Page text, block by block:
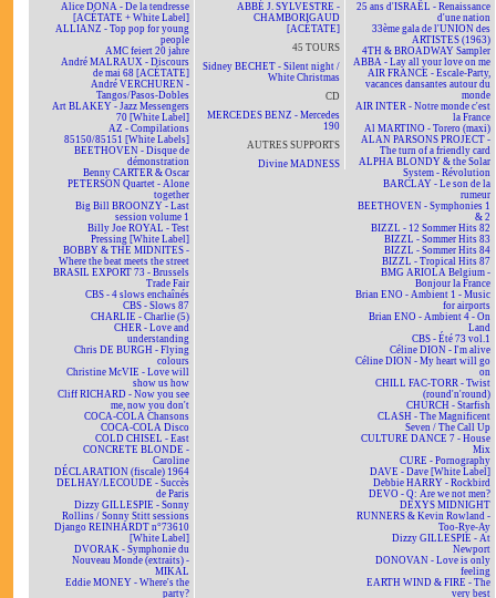
Alice DONA - De la tendresse
[ACÉTATE + White Label]
ALLIANZ - Top pop for young
people
AMC feiert 20 jahre
André MALRAUX - Discours
de mai 68 [ACÉTATE]
André VERCHUREN -
Tangos/Pasos-Dobles
Art BLAKEY - Jazz Messengers
70 [White Label]
AZ - Compilations
85150/85151 [White Labels]
BEETHOVEN - Disque de
démonstration
Benny CARTER & Oscar
PETERSON Quartet - Alone
together
Big Bill BROONZY - Last
session volume 1
Billy Joe ROYAL - Test
Pressing [White Label]
BOBBY & THE MIDNITES -
Where the beat meets the street
BRASIL EXPORT 73 - Brussels
Trade Fair
CBS - 4 slows enchaînés
CBS - Slows 87
CHARLIE - Charlie (5)
CHER - Love and
understanding
Chris DE BURGH - Flying
colours
Christine McVIE - Love will
show us how
Cliff RICHARD - Now you see
me, now you don't
COCA-COLA Chansons
COCA-COLA Disco
COLD CHISEL - East
CONCRETE BLONDE -
Caroline
DÉCLARATION (fiscale) 1964
DELHAY/LECOUDE - Succès
de Paris
Dizzy GILLESPIE - Sonny
Rollins / Sonny Stitt sessions
Django REINHARDT n°73610
[White Label]
DVORAK - Symphonie du
Nouveau Monde (extraits) -
MIKAL
Eddie MONEY - Where's the
party?
ABBÉ J. SYLVESTRE -
CHAMBORIGAUD
[ACÉTATE]
45 TOURS
Sidney BECHET - Silent night /
White Christmas
CD
MERCEDES BENZ - Mercedes
190
AUTRES SUPPORTS
Divine MADNESS
25 ans d'ISRAËL - Renaissance
d'une nation
33ème gala de l'UNION des
ARTISTES (1963)
4TH & BROADWAY Sampler
ABBA - Lay all your love on me
AIR FRANCE - Escale-Party,
vacances dansantes autour du
monde
AIR INTER - Notre monde c'est
la France
Al MARTINO - Torero (maxi)
ALAN PARSONS PROJECT -
The turn of a friendly card
ALPHA BLONDY & the Solar
System - Révolution
BARCLAY - Le son de la
rumeur
BEETHOVEN - Symphonies 1
& 2
BIZZL - 12 Sommer Hits 82
BIZZL - Sommer Hits 83
BIZZL - Sommer Hits 84
BIZZL - Tropical Hits 87
BMG ARIOLA Belgium -
Bonjour la France
Brian ENO - Ambient 1 - Music
for airports
Brian ENO - Ambient 4 - On
Land
CBS - Été 73 vol.1
Céline DION - I'm alive
Céline DION - My heart will go
on
CHILL FAC-TORR - Twist
(round'n'round)
CHURCH - Starfish
CLASH - The Magnificent
Seven / The Call Up
CULTURE DANCE 7 - House
Mix
CURE - Pornography
DAVE - Dave [White Label]
Debbie HARRY - Rockbird
DEVO - Q: Are we not men?
DEXYS MIDNIGHT
RUNNERS & Kevin Rowland -
Too-Rye-Ay
Dizzy GILLESPIE - At
Newport
DONOVAN - Love is only
feeling
EARTH WIND & FIRE - The
very best